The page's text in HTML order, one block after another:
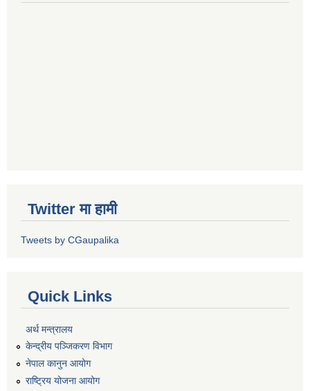
Twitter मा हामी
Tweets by CGaupalika
Quick Links
अर्थ मन्त्रालय
केन्द्रीय पञ्जिकरण विभाग
नेपाल कानुन आयोग
राष्ट्रिय योजना आयोग